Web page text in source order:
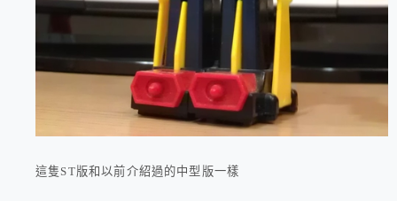
這隻ST版和以前介紹過的中型版一樣